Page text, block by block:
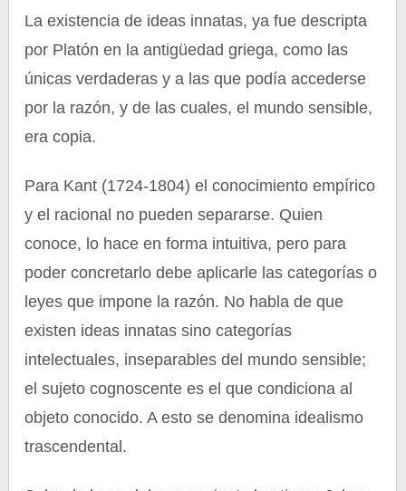
La existencia de ideas innatas, ya fue descripta
por Platón en la antigüedad griega, como las
únicas verdaderas y a las que podía accederse
por la razón, y de las cuales, el mundo sensible,
era copia.
Para Kant (1724-1804) el conocimiento empírico
y el racional no pueden separarse. Quien
conoce, lo hace en forma intuitiva, pero para
poder concretarlo debe aplicarle las categorías o
leyes que impone la razón. No habla de que
existen ideas innatas sino categorías
intelectuales, inseparables del mundo sensible;
el sujeto cognoscente es el que condiciona al
objeto conocido. A esto se denomina idealismo
trascendental.